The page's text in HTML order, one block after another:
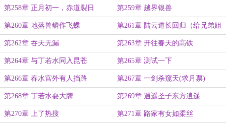
第258章 正月初一，赤道裂日 第259章 越界银兽
第260章 地落兽鳞作飞蝶 第261章 陆云道长回归（给兄弟姐
妹们拜年了）
第262章 吞天无漏 第263章 开往春天的高铁
第264章 与丁若水同入昆苍 第265章 测试一下
第266章 春水宫外有人挡路 第267章 一剑杀窥天(求月票)
第268章 丁若水耍大牌 第269章 逍遥圣子东方逍遥
第270章 上了热搜 第271章 路家有女如柔丝